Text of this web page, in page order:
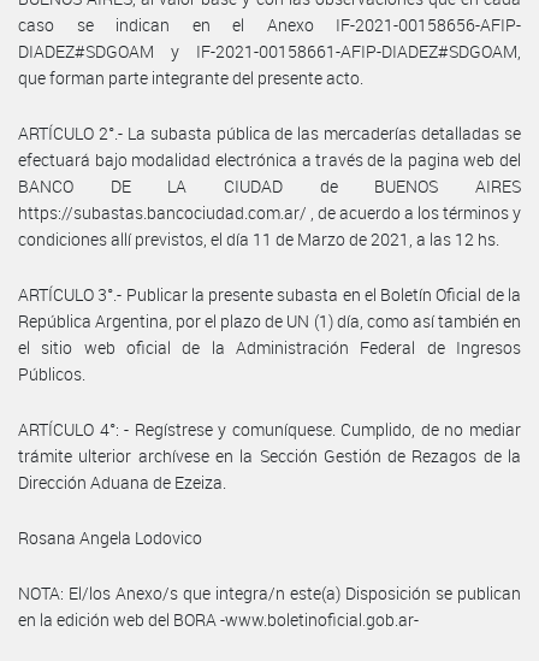
caso se indican en el Anexo IF-2021-00158656-AFIP-
DIADEZ#SDGOAM y IF-2021-00158661-AFIP-DIADEZ#SDGOAM,
que forman parte integrante del presente acto.
ARTÍCULO 2°.- La subasta pública de las mercaderías detalladas se
efectuará bajo modalidad electrónica a través de la pagina web del
BANCO DE LA CIUDAD de BUENOS AIRES
https://subastas.bancociudad.com.ar/ , de acuerdo a los términos y
condiciones allí previstos, el día 11 de Marzo de 2021, a las 12 hs.
ARTÍCULO 3°.- Publicar la presente subasta en el Boletín Oficial de la
República Argentina, por el plazo de UN (1) día, como así también en
el sitio web oficial de la Administración Federal de Ingresos
Públicos.
ARTÍCULO 4°: - Regístrese y comuníquese. Cumplido, de no mediar
trámite ulterior archívese en la Sección Gestión de Rezagos de la
Dirección Aduana de Ezeiza.
Rosana Angela Lodovico
NOTA: El/los Anexo/s que integra/n este(a) Disposición se publican
en la edición web del BORA -www.boletinoficial.gob.ar-